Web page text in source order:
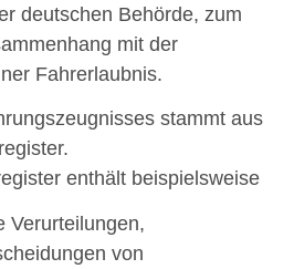
deutschen Behörde, zum
mit der
Fahrerlaubnis.
stammt aus
enthält beispielsweise
Verurteilungen,
von